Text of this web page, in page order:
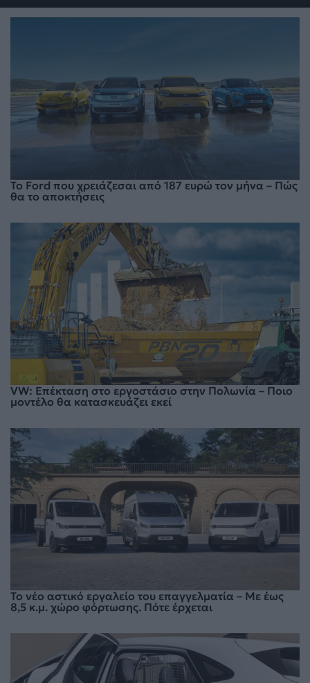
Το Ford που χρειάζεσαι από 187 ευρώ τον μήνα – Πώς
θα το αποκτήσεις
VW: Επέκταση στο εργοστάσιο στην Πολωνία – Ποιο
μοντέλο θα κατασκευάζει εκεί
To νέο αστικό εργαλείο του επαγγελματία – Με έως
8,5 κ.μ. χώρο φόρτωσης. Πότε έρχεται